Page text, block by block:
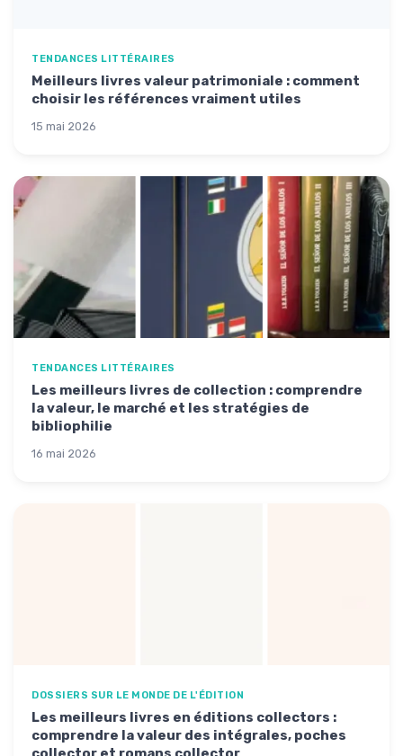
TENDANCES LITTÉRAIRES
Meilleurs livres valeur patrimoniale : comment
choisir les références vraiment utiles
15 mai 2026
TENDANCES LITTÉRAIRES
Les meilleurs livres de collection : comprendre
la valeur, le marché et les stratégies de
bibliophilie
16 mai 2026
DOSSIERS SUR LE MONDE DE L'ÉDITION
Les meilleurs livres en éditions collectors :
comprendre la valeur des intégrales, poches